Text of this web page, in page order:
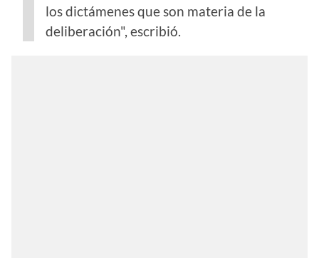
los dictámenes que son materia de la
deliberación", escribió.